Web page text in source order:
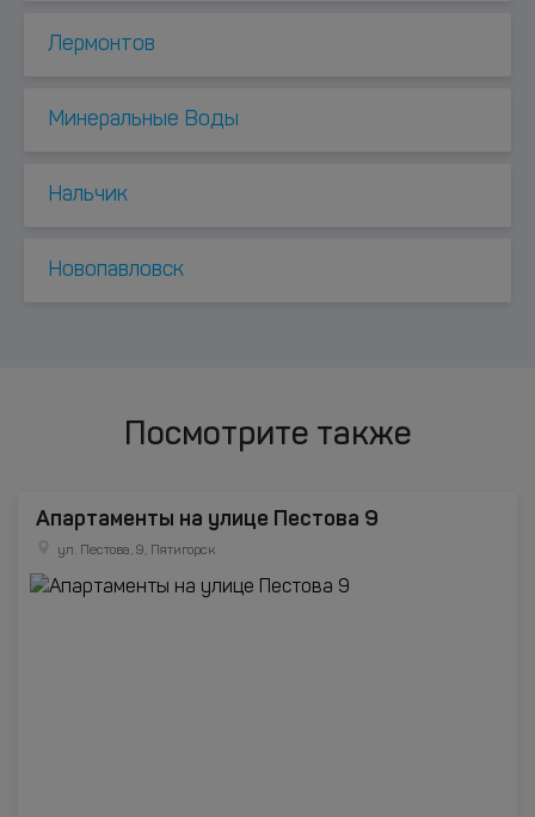
Лермонтов
Минеральные Воды
Нальчик
Новопавловск
Посмотрите также
Апартаменты на улице Пестова 9
ул. Пестова, 9, Пятигорск